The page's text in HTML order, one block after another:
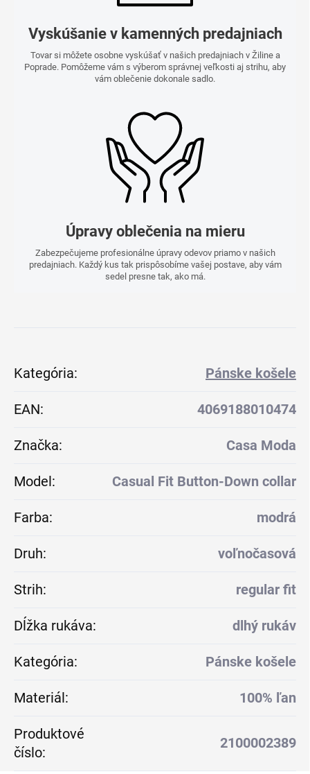
Vyskúšanie v kamenných predajniach
Tovar si môžete osobne vyskúšať v našich predajniach v Žiline a
Poprade. Pomôžeme vám s výberom správnej veľkosti aj strihu, aby
vám oblečenie dokonale sadlo.
Úpravy oblečenia na mieru
Zabezpečujeme profesionálne úpravy odevov priamo v našich
predajniach. Každý kus tak prispôsobíme vašej postave, aby vám
sedel presne tak, ako má.
Kategória: Pánske košele
EAN: 4069188010474
Značka: Casa Moda
Model: Casual Fit Button-Down collar
Farba: modrá
Druh: voľnočasová
Strih: regular fit
Dĺžka rukáva: dlhý rukáv
Kategória: Pánske košele
Materiál: 100% ľan
Produktové
číslo:
2100002389